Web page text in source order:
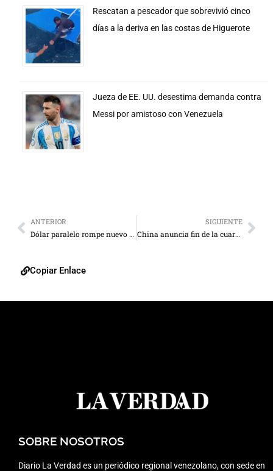
Rescatan a pescador que sobrevivió cinco
días a la deriva en las costas de Higuerote
Jueza de EE. UU. desestima demanda contra
Messi por amistoso con Venezuela
ANTERIOR
Dólar paralelo rompe nuevo récord tras cotizar en Bs. 18,42
SIGUIENTE
China anuncia fin de la cuarentena obligatoria de entrada al país
Copiar Enlace
SOBRE NOSOTROS
Diario La Verdad es un periódico regional venezolano, con sede en